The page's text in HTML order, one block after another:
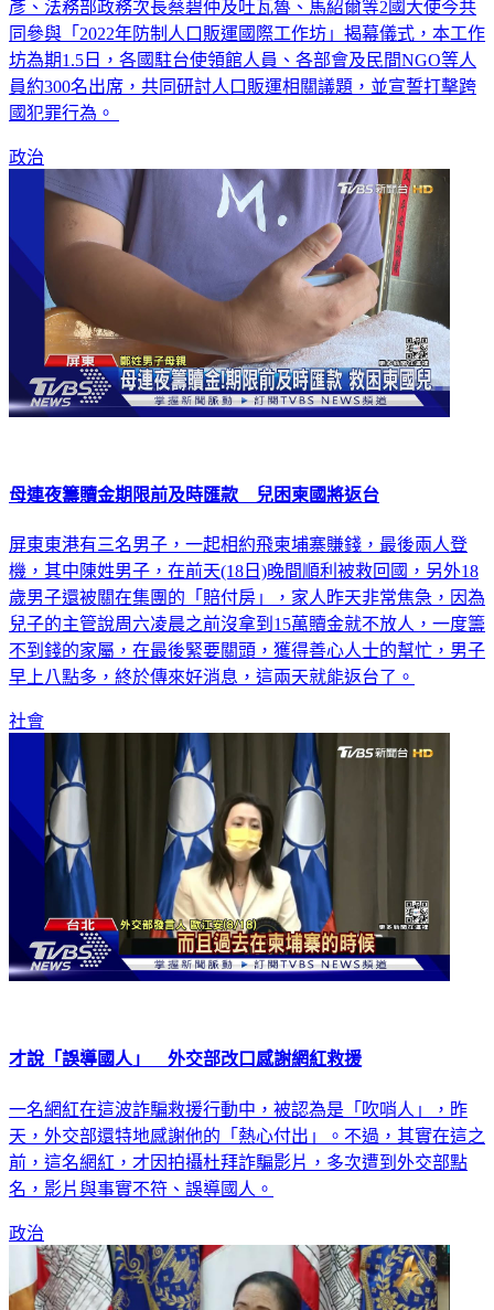
彥、法務部政務次長蔡碧仲及吐瓦魯、馬紹爾等2國大使今共
同參與「2022年防制人口販運國際工作坊」揭幕儀式，本工作
坊為期1.5日，各國駐台使領館人員、各部會及民間NGO等人
員約300名出席，共同研討人口販運相關議題，並宣誓打擊跨
國犯罪行為。
政治
母連夜籌贖金期限前及時匯款 兒困柬國將返台
屏東東港有三名男子，一起相約飛柬埔寨賺錢，最後兩人登
機，其中陳姓男子，在前天(18日)晚間順利被救回國，另外18
歲男子還被關在集團的「賠付房」，家人昨天非常焦急，因為
兒子的主管說周六凌晨之前沒拿到15萬贖金就不放人，一度籌
不到錢的家屬，在最後緊要關頭，獲得善心人士的幫忙，男子
早上八點多，終於傳來好消息，這兩天就能返台了。
社會
才說「誤導國人」 外交部改口感謝網紅救援
一名網紅在這波詐騙救援行動中，被認為是「吹哨人」，昨
天，外交部還特地感謝他的「熱心付出」。不過，其實在這之
前，這名網紅，才因拍攝杜拜詐騙影片，多次遭到外交部點
名，影片與事實不符、誤導國人。
政治